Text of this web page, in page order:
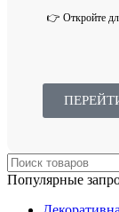
👉 Откройте
Популярные